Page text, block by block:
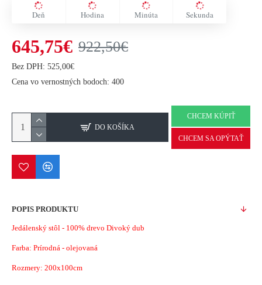
Deň Hodina Minúta Sekunda
645,75€ 922,50€
Bez DPH: 525,00€
Cena vo vernostných bodoch: 400
DO KOŠÍKA
CHCEM KÚPIŤ
CHCEM SA OPÝTAŤ
POPIS PRODUKTU
Jedálenský stôl - 100% drevo Divoký dub
Farba: Prírodná - olejovaná
Rozmery: 200x100cm